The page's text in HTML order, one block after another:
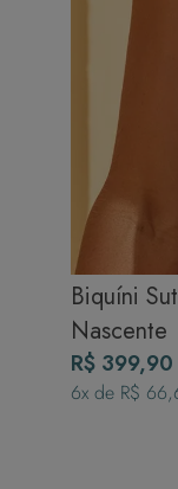
Biquíni
Nascente
R$ 399,90
6x de R$